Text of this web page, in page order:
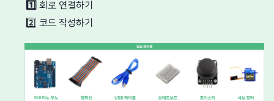
1️⃣ 회로 연결하기
2️⃣ 코드 작성하기